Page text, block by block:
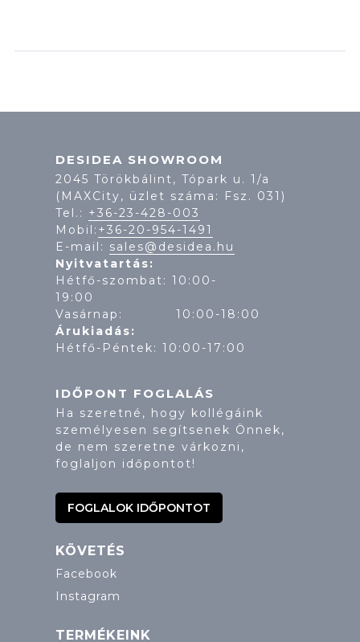
DESIDEA SHOWROOM
2045 Törökbálint, Tópark u. 1/a
(MAXCity, üzlet száma: Fsz. 031)
Tel.: +36-23-428-003
Mobil: +36-20-954-1491
E-mail: sales@desidea.hu
Nyitvatartás:
Hétfő-szombat: 10:00-
Vasárnap: 10:00-18:00
Árukiadás:
Hétfő-Péntek: 10:00-17:00
IDŐPONT FOGLALÁS
Ha szeretné, hogy kollégáink
személyesen segítsenek Önnek,
de nem szeretne várkozni,
foglaljon időpontot!
FOGLALOK IDŐPONTOT
KÖVETÉS
Facebook
Instagram
TERMÉKEINK